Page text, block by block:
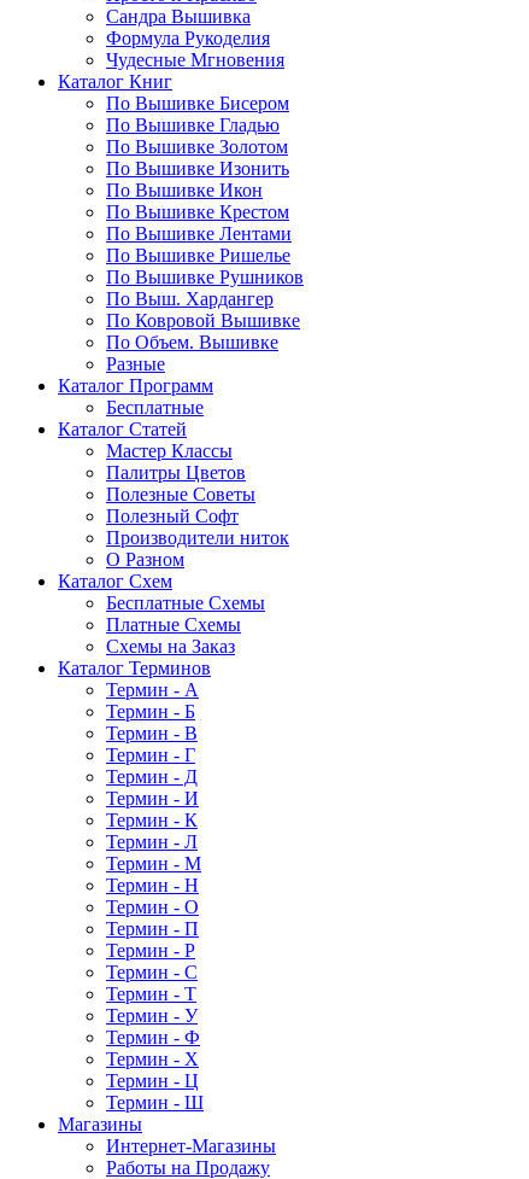
Сандра Вышивка
Формула Рукоделия
Чудесные Мгновения
Каталог Книг
По Вышивке Бисером
По Вышивке Гладью
По Вышивке Золотом
По Вышивке Изонить
По Вышивке Икон
По Вышивке Крестом
По Вышивке Лентами
По Вышивке Ришелье
По Вышивке Рушников
По Выш. Хардангер
По Ковровой Вышивке
По Объем. Вышивке
Разные
Каталог Программ
Бесплатные
Каталог Статей
Мастер Классы
Палитры Цветов
Полезные Советы
Полезный Софт
Производители ниток
О Разном
Каталог Схем
Бесплатные Схемы
Платные Схемы
Схемы на Заказ
Каталог Терминов
Термин - А
Термин - Б
Термин - В
Термин - Г
Термин - Д
Термин - И
Термин - К
Термин - Л
Термин - М
Термин - Н
Термин - О
Термин - П
Термин - Р
Термин - С
Термин - Т
Термин - У
Термин - Ф
Термин - Х
Термин - Ц
Термин - Ш
Магазины
Интернет-Магазины
Работы на Продажу